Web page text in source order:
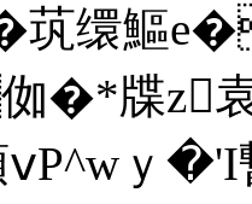
�茿缳鰸
�*牒
ｙ